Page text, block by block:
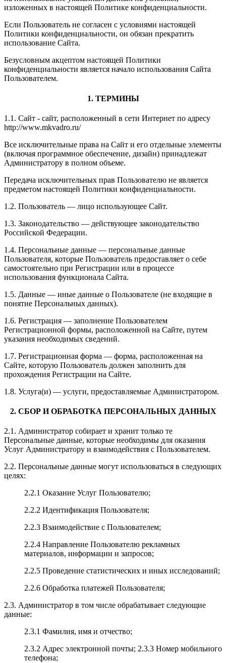
изложенных в настоящей Политике конфиденциальности.
Если Пользователь не согласен с условиями настоящей
Политики конфиденциальности, он обязан прекратить
использование Сайта.
Безусловным акцептом настоящей Политики
конфиденциальности является начало использования Сайта
Пользователем.
1. ТЕРМИНЫ
1.1. Сайт - сайт, расположенный в сети Интернет по адресу
http://www.mkvadro.ru/
Все исключительные права на Сайт и его отдельные элементы
(включая программное обеспечение, дизайн) принадлежат
Администратору в полном объеме.
Передача исключительных прав Пользователю не является
предметом настоящей Политики конфиденциальности.
1.2. Пользователь — лицо использующее Сайт.
1.3. Законодательство — действующее законодательство
Российской Федерации.
1.4. Персональные данные — персональные данные
Пользователя, которые Пользователь предоставляет о себе
самостоятельно при Регистрации или в процессе
использования функционала Сайта.
1.5. Данные — иные данные о Пользователе (не входящие в
понятие Персональных данных).
1.6. Регистрация — заполнение Пользователем
Регистрационной формы, расположенной на Сайте, путем
указания необходимых сведений.
1.7. Регистрационная форма — форма, расположенная на
Сайте, которую Пользователь должен заполнить для
прохождения Регистрации на Сайте.
1.8. Услуга(и) — услуги, предоставляемые Администратором.
2. СБОР И ОБРАБОТКА ПЕРСОНАЛЬНЫХ ДАННЫХ
2.1. Администратор собирает и хранит только те
Персональные данные, которые необходимы для оказания
Услуг Администратору и взаимодействия с Пользователем.
2.2. Персональные данные могут использоваться в следующих
целях:
2.2.1 Оказание Услуг Пользователю;
2.2.2 Идентификация Пользователя;
2.2.3 Взаимодействие с Пользователем;
2.2.4 Направление Пользователю рекламных
материалов, информации и запросов;
2.2.5 Проведение статистических и иных исследований;
2.2.6 Обработка платежей Пользователя;
2.3. Администратор в том числе обрабатывает следующие
данные:
2.3.1 Фамилия, имя и отчество;
2.3.2 Адрес электронной почты; 2.3.3 Номер мобильного
телефона;